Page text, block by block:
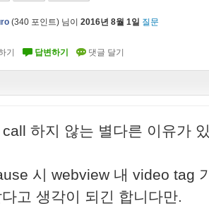
(340 포인트) 님이 2016년 8월 1일 질문
하지 않는 별다른 이유가
시 webview 내 video tag
고 생각이 되긴 합니다만.